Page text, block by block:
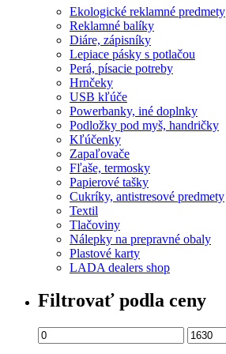
Ekologické reklamné predmety
Reklamné balíky
Diáre, zápisníky
Lepiace pásky s potlačou
Perá, písacie potreby
Hrnčeky
USB kľúče
Powerbanky, iné doplnky
Podložky pod myš, handričky
Kľúčenky
Zapaľovače
Fľaše, termosky
Papierové tašky
Cukríky, antistresové predmety
Textil
Tlačoviny
Nálepky na prepravné obaly
Plastové karty
LADA dealers shop
Filtrovať podla ceny